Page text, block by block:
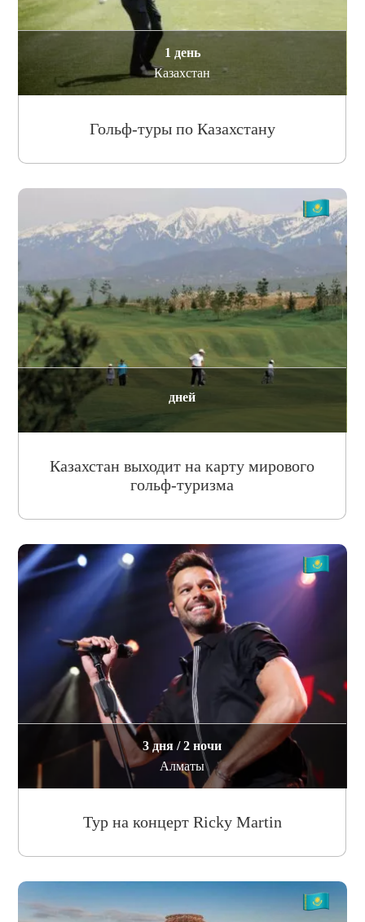
1 день
Казахстан
Гольф-туры по Казахстану
дней
Казахстан выходит на карту мирового
гольф-туризма
3 дня / 2 ночи
Алматы
Тур на концерт Ricky Martin